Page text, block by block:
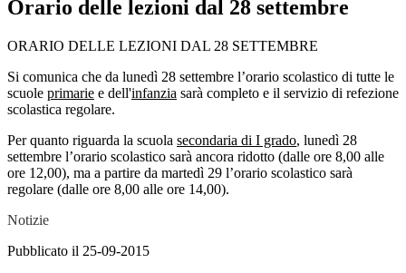
Orario delle lezioni dal 28 settembre
ORARIO DELLE LEZIONI DAL 28 SETTEMBRE
Si comunica che da lunedì 28 settembre l’orario scolastico di tutte le
scuole primarie e dell'infanzia sarà completo e il servizio di refezione
scolastica regolare.
Per quanto riguarda la scuola secondaria di I grado, lunedì 28
settembre l’orario scolastico sarà ancora ridotto (dalle ore 8,00 alle
ore 12,00), ma a partire da martedì 29 l’orario scolastico sarà
regolare (dalle ore 8,00 alle ore 14,00).
Notizie
Pubblicato il 25-09-2015